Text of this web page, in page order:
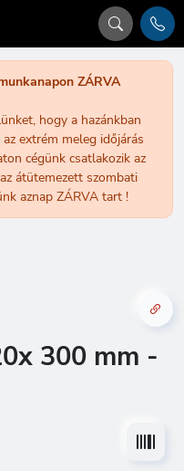
ZÁRVA
hogy a hazánkban
extrém meleg időjárás
cégünk csatlakozik az
átütemezett szombati
aznap ZÁRVA tart !
300 mm -